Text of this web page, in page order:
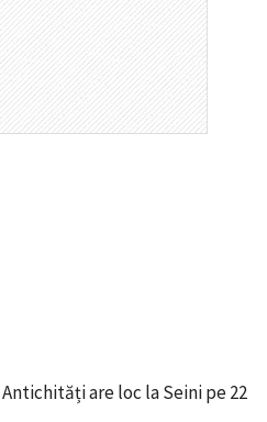
are loc la Seini pe 22